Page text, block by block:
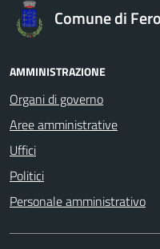
Comune di
AMMINISTRAZIONE
Organi di governo
Aree amministrative
Uffici
Politici
Personale amministrativo